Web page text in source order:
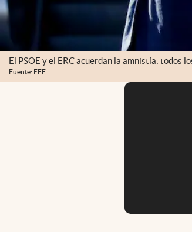
El PSOE y el ERC acuerdan la amnistía: todos
Fuente: EFE